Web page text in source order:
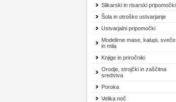
Slikarski in risarski pripomočki
Šola in otroško ustvarjanje
Ustvarjalni pripomočki
Modelirne mase, kalupi, sveče
in mila
Knjige in priročniki
Orodje, strojčki in zaščitna
sredstva
Poroka
Velika noč